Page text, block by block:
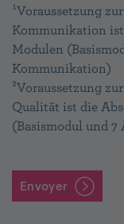
¹Voraussetzung
Kommunikation
Modulen
Kommunikation)
²Voraussetzung
Qualität ist die
(Basismodul und
Envoyer